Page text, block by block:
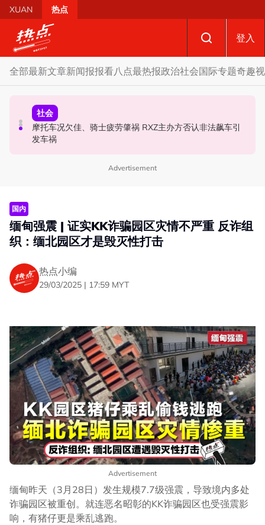
Skip to main content
XUAN 热点
登入
全部最新文章新闻报报看八点最热报政治社会国际专题奇趣
财经
SST成华商远离希盟因素？ 阿末马斯兰：华裔商家更倾向
GST机制
社会
摩托车况欠佳、骑士疲劳肇祸 RXZ主办方否认非法飙车引
发车祸
政治
柔森州选合作奏效 阿末马斯兰吁国阵国盟携手迎战甲州选
Advertisement
国内
缅甸强震 | 证实KK诈骗园区灾情不严重 反诈组
织：缅北园区才是毁灭性打击
热点小编
29/03/2025 | 17:59 MYT
Advertisement
缅甸昨天（3月28日）发生规模7.7级强震，导致境内多处
诈骗园区被重创。就连恶名昭彰的KK诈骗园区也受强震影
响，有猪仔更是乘乱逃跑。